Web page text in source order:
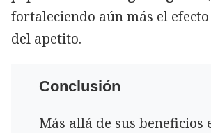
fortaleciendo aún más el
del apetito.
Conclusión
Más allá de sus beneficios